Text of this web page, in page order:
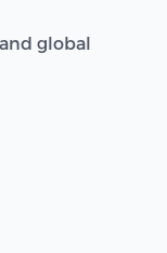
global